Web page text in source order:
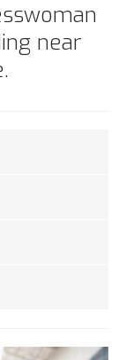
near